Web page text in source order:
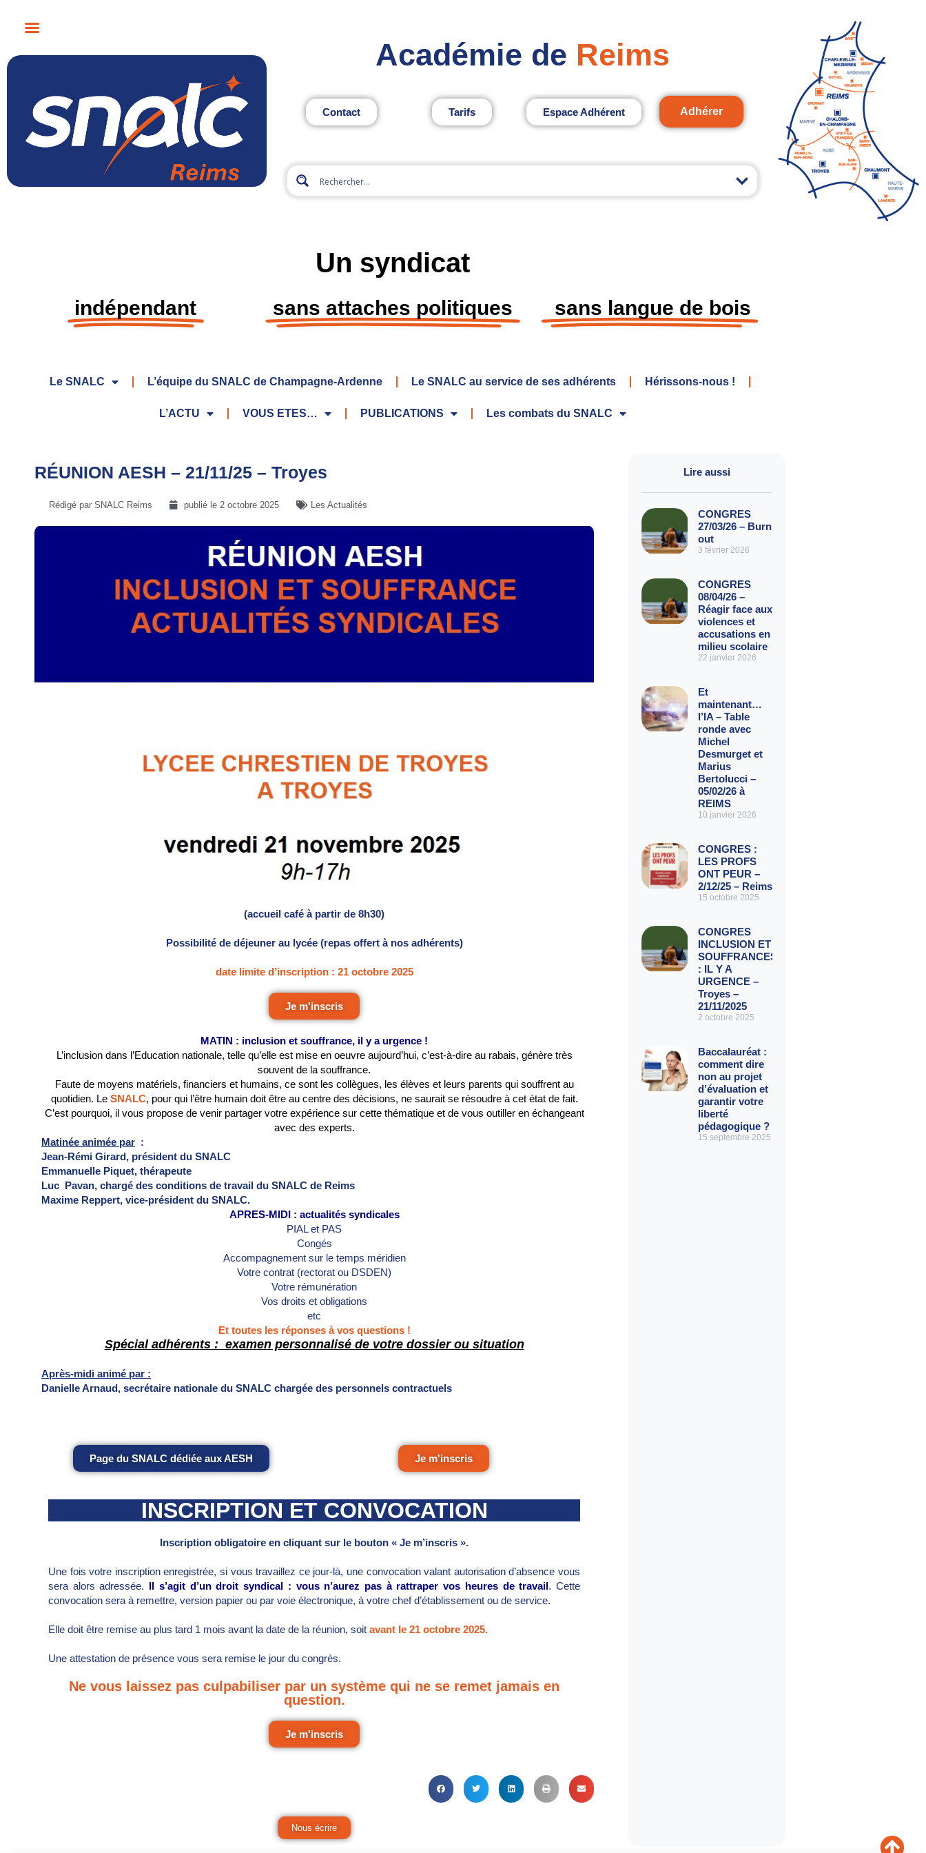
Académie de Reims
Contact Tarifs Espace Adhérent Adhérer
Un syndicat
indépendant sans attaches politiques sans langue de bois
Le SNALC L’équipe du SNALC de Champagne-Ardenne Le SNALC au service de ses adhérents Hérissons-nous !
L’ACTU VOUS ETES… PUBLICATIONS Les combats du SNALC
RÉUNION AESH – 21/11/25 – Troyes
Rédigé par SNALC Reims publié le 2 octobre 2025 Les Actualités
(accueil café à partir de 8h30)
Possibilité de déjeuner au lycée (repas offert à nos adhérents)
date limite d’inscription : 21 octobre 2025
Je m'inscris
MATIN : inclusion et souffrance, il y a urgence !
L’inclusion dans l’Education nationale, telle qu’elle est mise en oeuvre aujourd’hui, c’est-à-dire au rabais, génère très
souvent de la souffrance.
Faute de moyens matériels, financiers et humains, ce sont les collègues, les élèves et leurs parents qui souffrent au
quotidien. Le SNALC, pour qui l’être humain doit être au centre des décisions, ne saurait se résoudre à cet état de fait.
C’est pourquoi, il vous propose de venir partager votre expérience sur cette thématique et de vous outiller en échangeant
avec des experts.
Matinée animée par :
Jean-Rémi Girard, président du SNALC
Emmanuelle Piquet, thérapeute
Luc Pavan, chargé des conditions de travail du SNALC de Reims
Maxime Reppert, vice-président du SNALC.
APRES-MIDI : actualités syndicales
PIAL et PAS
Congés
Accompagnement sur le temps méridien
Votre contrat (rectorat ou DSDEN)
Votre rémunération
Vos droits et obligations
etc
Et toutes les réponses à vos questions !
Spécial adhérents : examen personnalisé de votre dossier ou situation
Après-midi animé par :
Danielle Arnaud, secrétaire nationale du SNALC chargée des personnels contractuels
Page du SNALC dédiée aux AESH Je m'inscris
INSCRIPTION ET CONVOCATION
Inscription obligatoire en cliquant sur le bouton « Je m’inscris ».
Une fois votre inscription enregistrée, si vous travaillez ce jour-là, une convocation valant autorisation d’absence vous
sera alors adressée. Il s’agit d’un droit syndical : vous n’aurez pas à rattraper vos heures de travail. Cette
convocation sera à remettre, version papier ou par voie électronique, à votre chef d’établissement ou de service.
Elle doit être remise au plus tard 1 mois avant la date de la réunion, soit avant le 21 octobre 2025.
Une attestation de présence vous sera remise le jour du congrès.
Ne vous laissez pas culpabiliser par un système qui ne se remet jamais en
question.
Je m'inscris
Nous écrire
Lire aussi
CONGRES
27/03/26 – Burn
out
3 février 2026
CONGRES
08/04/26 –
Réagir face aux
violences et
accusations en
milieu scolaire
22 janvier 2026
Et
maintenant…
l’IA – Table
ronde avec
Michel
Desmurget et
Marius
Bertolucci –
05/02/26 à
REIMS
10 janvier 2026
CONGRES :
LES PROFS
ONT PEUR –
2/12/25 – Reims
15 octobre 2025
CONGRES
INCLUSION ET
SOUFFRANCES
: IL Y A
URGENCE –
Troyes –
21/11/2025
2 octobre 2025
Baccalauréat :
comment dire
non au projet
d’évaluation et
garantir votre
liberté
pédagogique ?
15 septembre 2025